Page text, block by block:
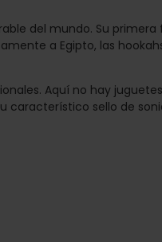
del mundo. Su primera
a Egipto, las
Aquí no hay
característico sello de